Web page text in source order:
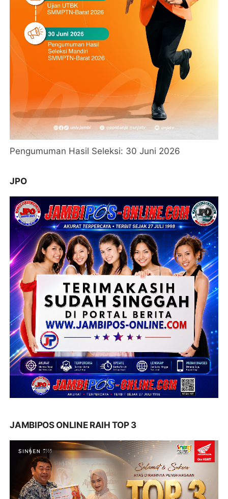
Pengumuman Hasil Seleksi: 30 Juni 2026
JPO
JAMBIPOS ONLINE RAIH TOP 3